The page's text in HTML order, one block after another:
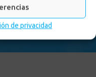
de privacidad
actividad física en